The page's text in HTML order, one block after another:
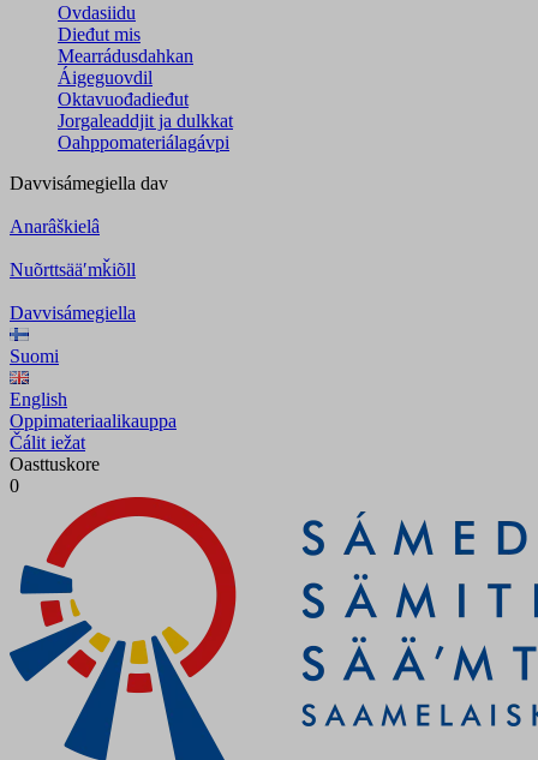
Ovdasiidu
Dieđut mis
Mearrádusdahkan
Áigeguovdil
Oktavuođadieđut
Jorgaleaddjit ja dulkkat
Oahppomateriálagávpi
Davvisámegiella dav
Anarâškielâ
Nuõrttsääʹmǩiõll
Davvisámegiella
Suomi
English
Oppimateriaalikauppa
Čálit iežat
Oasttuskore
0